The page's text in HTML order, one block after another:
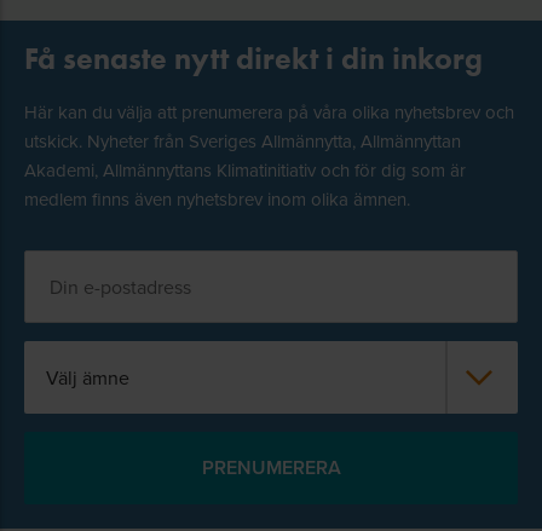
Få senaste nytt direkt i din inkorg
Här kan du välja att prenumerera på våra olika nyhetsbrev och
utskick. Nyheter från Sveriges Allmännytta, Allmännyttan
Akademi, Allmännyttans Klimatinitiativ och för dig som är
medlem finns även nyhetsbrev inom olika ämnen.
Välj ämne